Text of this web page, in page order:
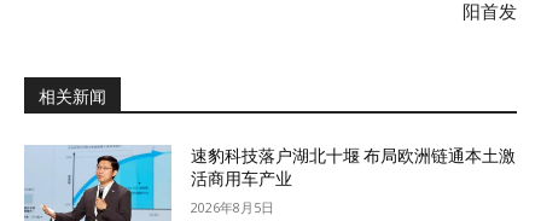
阳首发
相关新闻
速豹科技落户湖北十堰 布局欧洲链通本土激
活商用车产业
2026年8月5日